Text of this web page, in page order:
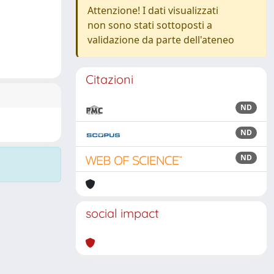
Attenzione! I dati visualizzati
non sono stati sottoposti a
validazione da parte dell'ateneo
Citazioni
ND
ND
ND
social impact